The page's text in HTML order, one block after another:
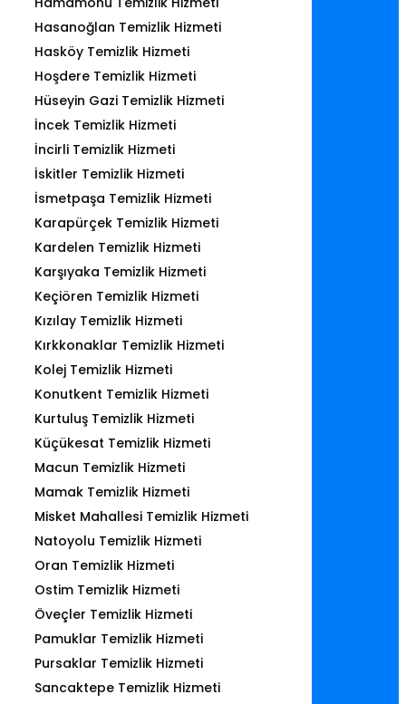
Hasanoğlan Temizlik Hizmeti
Hasköy Temizlik Hizmeti
Hoşdere Temizlik Hizmeti
Hüseyin Gazi Temizlik Hizmeti
İncek Temizlik Hizmeti
İncirli Temizlik Hizmeti
İskitler Temizlik Hizmeti
İsmetpaşa Temizlik Hizmeti
Karapürçek Temizlik Hizmeti
Kardelen Temizlik Hizmeti
Karşıyaka Temizlik Hizmeti
Keçiören Temizlik Hizmeti
Kızılay Temizlik Hizmeti
Kırkkonaklar Temizlik Hizmeti
Kolej Temizlik Hizmeti
Konutkent Temizlik Hizmeti
Kurtuluş Temizlik Hizmeti
Küçükesat Temizlik Hizmeti
Macun Temizlik Hizmeti
Mamak Temizlik Hizmeti
Misket Mahallesi Temizlik Hizmeti
Natoyolu Temizlik Hizmeti
Oran Temizlik Hizmeti
Ostim Temizlik Hizmeti
Öveçler Temizlik Hizmeti
Pamuklar Temizlik Hizmeti
Pursaklar Temizlik Hizmeti
Sancaktepe Temizlik Hizmeti